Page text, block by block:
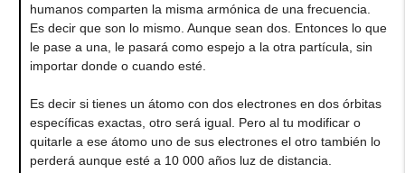
humanos comparten la misma armónica de una frecuencia.
Es decir que son lo mismo. Aunque sean dos. Entonces lo que
le pase a una, le pasará como espejo a la otra partícula, sin
importar donde o cuando esté.
Es decir si tienes un átomo con dos electrones en dos órbitas
específicas exactas, otro será igual. Pero al tu modificar o
quitarle a ese átomo uno de sus electrones el otro también lo
perderá aunque esté a 10 000 años luz de distancia.